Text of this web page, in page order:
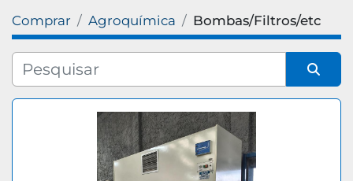
Categoria
Fabricante
Comprar Agroquímica Bombas/Filtros/etc
Organizar por